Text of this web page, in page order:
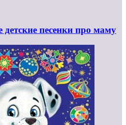
детские песенки про маму